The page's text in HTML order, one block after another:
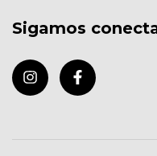
Sigamos